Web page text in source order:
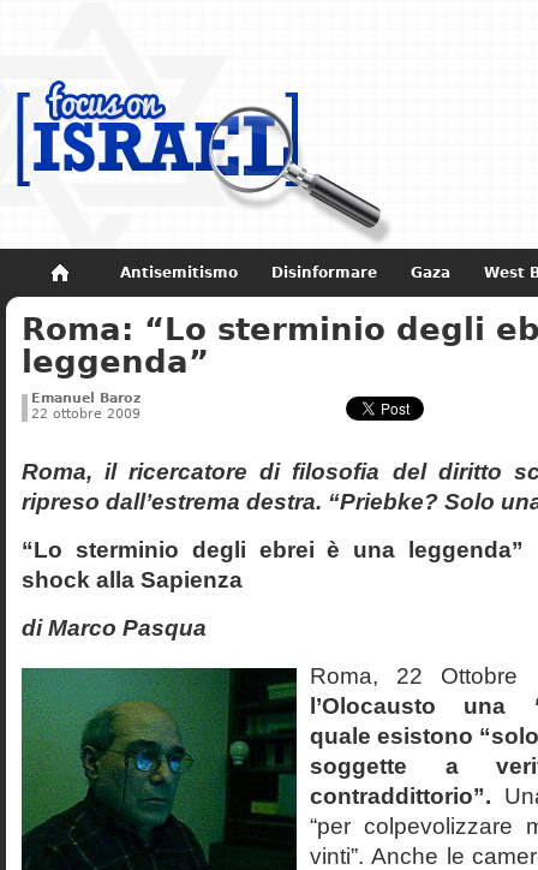
Antisemitismo Disinformare Gaza West
Non dimenticare Storia di Israele
Roma: “Lo sterminio degli
leggenda”
Emanuel Baroz
22 ottobre 2009
Roma, il ricercatore di filosofia del diritto
ripreso dall’estrema destra. “Priebke? Solo
“Lo sterminio degli ebrei è una leggenda”
shock alla Sapienza
di Marco Pasqua
Roma, 22
l’Olocausto una
quale esistono
soggette a
contraddittorio”.
“per colpevolizzare
vinti”. Anche le